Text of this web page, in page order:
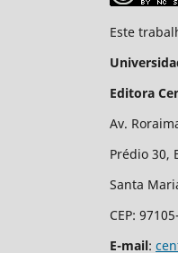
Este
Editora
Av.
Prédio 30,
Santa
CEP:
E-mail: